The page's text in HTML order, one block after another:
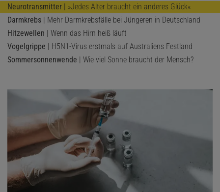
Neurotransmitter | »Jedes Alter braucht ein anderes Glück«
Darmkrebs | Mehr Darmkrebsfälle bei Jüngeren in Deutschland
Hitzewellen | Wenn das Hirn heiß läuft
Vogelgrippe | H5N1-Virus erstmals auf Australiens Festland
Sommersonnenwende | Wie viel Sonne braucht der Mensch?